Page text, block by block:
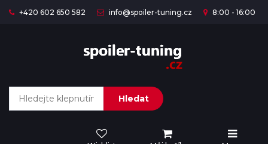
+420 602 650 582 info@spoiler-tuning.cz 8:00 - 16:00
Hledat